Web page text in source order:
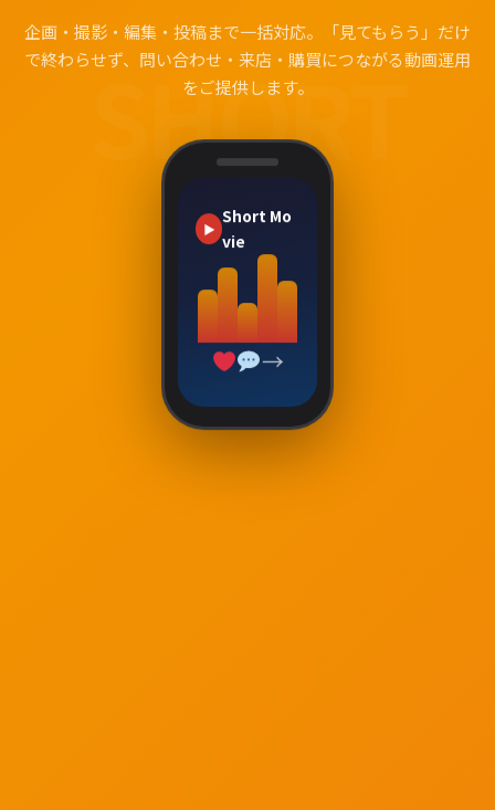
SHORT
企画・撮影・編集・投稿まで一括対応。「見てもらう」だけ
で終わらせず、問い合わせ・来店・購買につながる動画運用
をご提供します。
▶
Short Mo
vie
→